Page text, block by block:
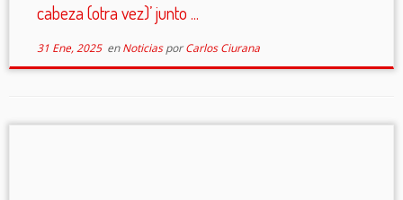
cabeza (otra vez)’ junto ...
31 Ene, 2025enNoticiasporCarlos Ciurana